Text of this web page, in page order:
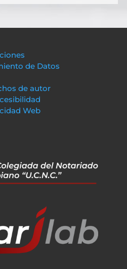
de Datos
de autor
Web